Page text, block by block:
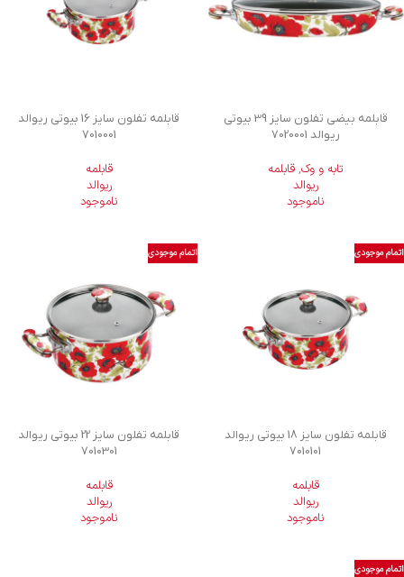
قابلمه بیضی تفلون سایز 39 بیوتی
ریوالد 7020001
تابه و وک, قابلمه
ریوالد
ناموجود
قابلمه تفلون سایز 16 بیوتی ریوالد
7010001
قابلمه
ریوالد
ناموجود
اتمام موجودی
قابلمه تفلون سایز 18 بیوتی ریوالد
7010101
قابلمه
ریوالد
ناموجود
اتمام موجودی
قابلمه تفلون سایز 22 بیوتی ریوالد
7010301
قابلمه
ریوالد
ناموجود
اتمام موجودی